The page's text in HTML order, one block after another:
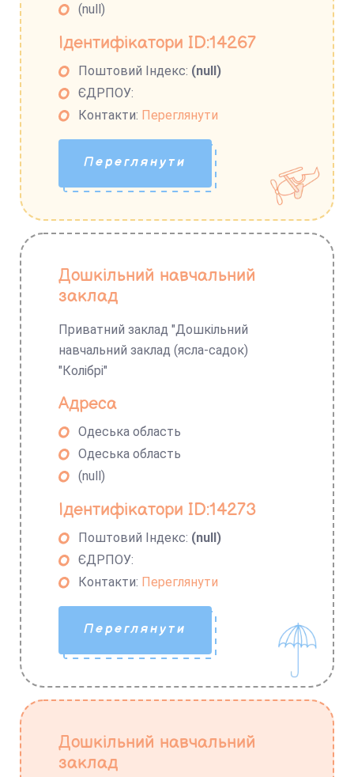
(null)
Ідентифікатори ID:14267
Поштовий Індекс: (null)
ЄДРПОУ:
Контакти: Переглянути
Переглянути
Дошкільний навчальний
заклад
Приватний заклад "Дошкільний
навчальний заклад (ясла-садок)
"Колібрі"
Адреса
Одеська область
Одеська область
(null)
Ідентифікатори ID:14273
Поштовий Індекс: (null)
ЄДРПОУ:
Контакти: Переглянути
Переглянути
Дошкільний навчальний
заклад